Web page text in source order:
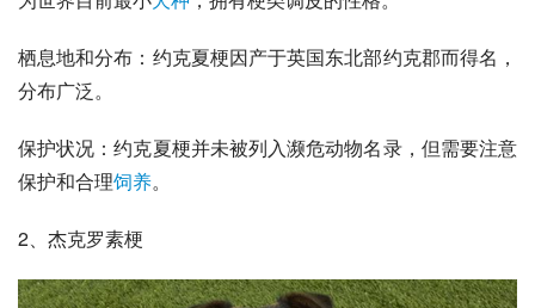
栖息地和分布：约克夏梗因产于英国东北部约克郡而得名，
分布广泛。
保护状况：约克夏梗并未被列入濒危动物名录，但需要注意
保护和合理饲养。
2、 杰克罗素梗